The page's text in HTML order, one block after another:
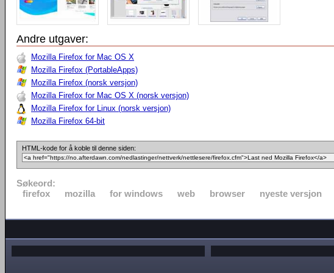
Andre utgaver:
Mozilla Firefox for Mac OS X
Mozilla Firefox (PortableApps)
Mozilla Firefox (norsk versjon)
Mozilla Firefox for Mac OS X (norsk versjon)
Mozilla Firefox for Linux (norsk versjon)
Mozilla Firefox 64-bit
HTML-kode for å koble til denne siden:
Søkeord:
firefox
mozilla for windows web browser nyeste versjon